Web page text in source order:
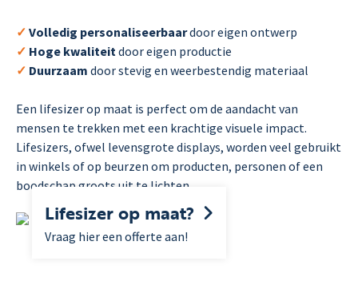
✓ Volledig personaliseerbaardoor eigen ontwerp
✓ Hoge kwaliteitdoor eigen productie
✓ Duurzaam door stevig en weerbestendig materiaal
Een lifesizer op maat is perfect om de aandacht van
mensen te trekken met een krachtige visuele impact.
Lifesizers, ofwel levensgrote displays, worden veel gebruikt
in winkels of op beurzen om producten, personen of een
boodschap groots uit te lichten.
Lifesizer op maat?
Vraag hier een offerte aan!